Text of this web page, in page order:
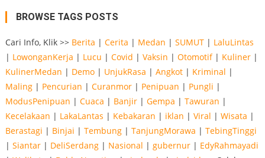
BROWSE TAGS POSTS
Cari Info, Klik >> Berita | Cerita | Medan | SUMUT| LaluLintas
| LowonganKerja | Lucu | Covid | Vaksin | Otomotif| Kuliner|
KulinerMedan | Demo| UnjukRasa | Angkot| Kriminal |
Maling| Pencurian | Curanmor| Penipuan | Pungli |
ModusPenipuan | Cuaca | Banjir| Gempa | Tawuran |
Kecelakaan | LakaLantas | Kebakaran | iklan | Viral | Wisata |
Berastagi | Binjai | Tembung| TanjungMorawa | TebingTinggi
| Siantar| DeliSerdang| Nasional | gubernur| EdyRahmayadi